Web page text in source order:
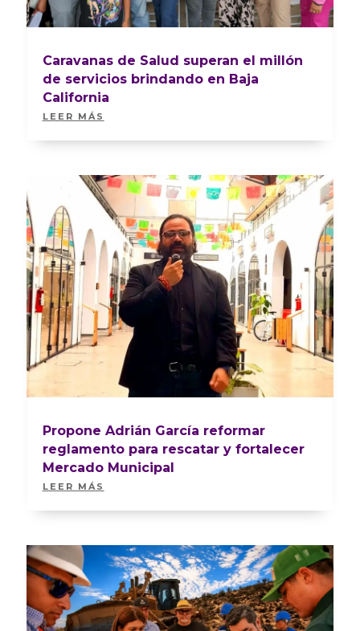
Caravanas de Salud superan el millón
de servicios brindando en Baja
California
LEER MÁS
Propone Adrián García reformar
reglamento para rescatar y fortalecer
Mercado Municipal
LEER MÁS